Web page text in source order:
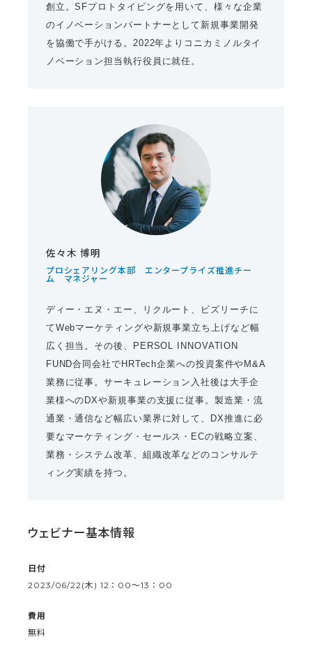
創立。SFプロトタイピングを用いて、様々な企業
のイノベーションパートナーとして新規事業開発
を協働で手がける。2022年よりコニカミノルタイ
ノベーション担当執行役員に就任。
佐々木 博明
プロシェアリング本部 エンタープライズ推進チー
ム マネジャー
ディー・エヌ・エー、リクルート、ビズリーチに
てWebマーケティングや新規事業立ち上げなど幅
広く担当。その後、PERSOL INNOVATION
FUND合同会社でHRTech企業への投資案件やM&A
業務に従事。サーキュレーション入社後は大手企
業様へのDXや新規事業の支援に従事。製造業・流
通業・通信など幅広い業界に対して、DX推進に必
要なマーケティング・セールス・ECの戦略立案、
業務・システム改革、組織改革などのコンサルテ
ィング実績を持つ。
ウェビナー基本情報
日付
2023/06/22(木) 12：00〜13：00
費用
無料